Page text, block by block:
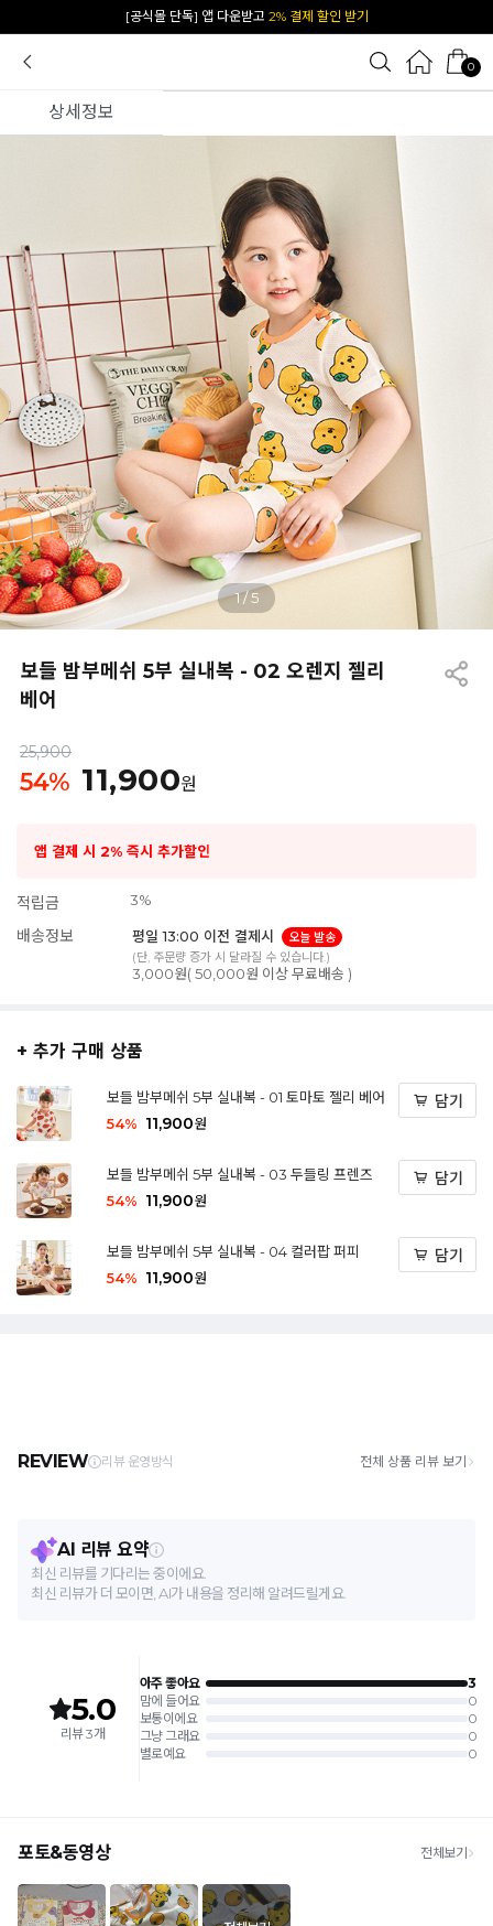
카카오 플친 추가하면1천원 즉시 할인 쿠폰
0
상세정보
1/5
보들 밤부메쉬 5부 실내복 - 02 오렌지 젤리
베어
25,900
54% 11,900원
앱 결제 시 2% 즉시 추가할인
적립금 3%
배송정보 평일 13:00 이전 결제시
오늘 발송
(단, 주문량 증가 시 달라질 수 있습니다.)
3,000원( 50,000원 이상 무료배송 )
+ 추가 구매 상품
보들 밤부메쉬 5부 실내복 - 01 토마토 젤리 베어
54% 11,900원
담기
보들 밤부메쉬 5부 실내복 - 03 두들링 프렌즈
54% 11,900원
담기
보들 밤부메쉬 5부 실내복 - 04 컬러팝 퍼피
54% 11,900원
담기